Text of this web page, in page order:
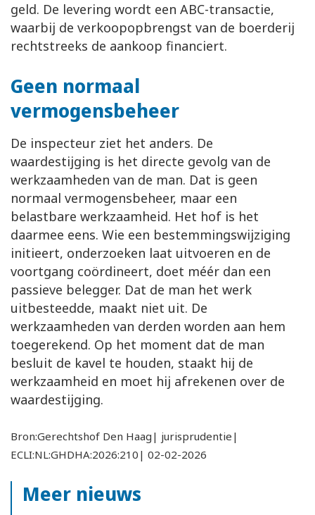
geld. De levering wordt een ABC-transactie,
waarbij de verkoopopbrengst van de boerderij
rechtstreeks de aankoop financiert.
Geen normaal
vermogensbeheer
De inspecteur ziet het anders. De
waardestijging is het directe gevolg van de
werkzaamheden van de man. Dat is geen
normaal vermogensbeheer, maar een
belastbare werkzaamheid. Het hof is het
daarmee eens. Wie een bestemmingswijziging
initieert, onderzoeken laat uitvoeren en de
voortgang coördineert, doet méér dan een
passieve belegger. Dat de man het werk
uitbesteedde, maakt niet uit. De
werkzaamheden van derden worden aan hem
toegerekend. Op het moment dat de man
besluit de kavel te houden, staakt hij de
werkzaamheid en moet hij afrekenen over de
waardestijging.
Bron:Gerechtshof Den Haag| jurisprudentie|
ECLI:NL:GHDHA:2026:210| 02-02-2026
Meer nieuws